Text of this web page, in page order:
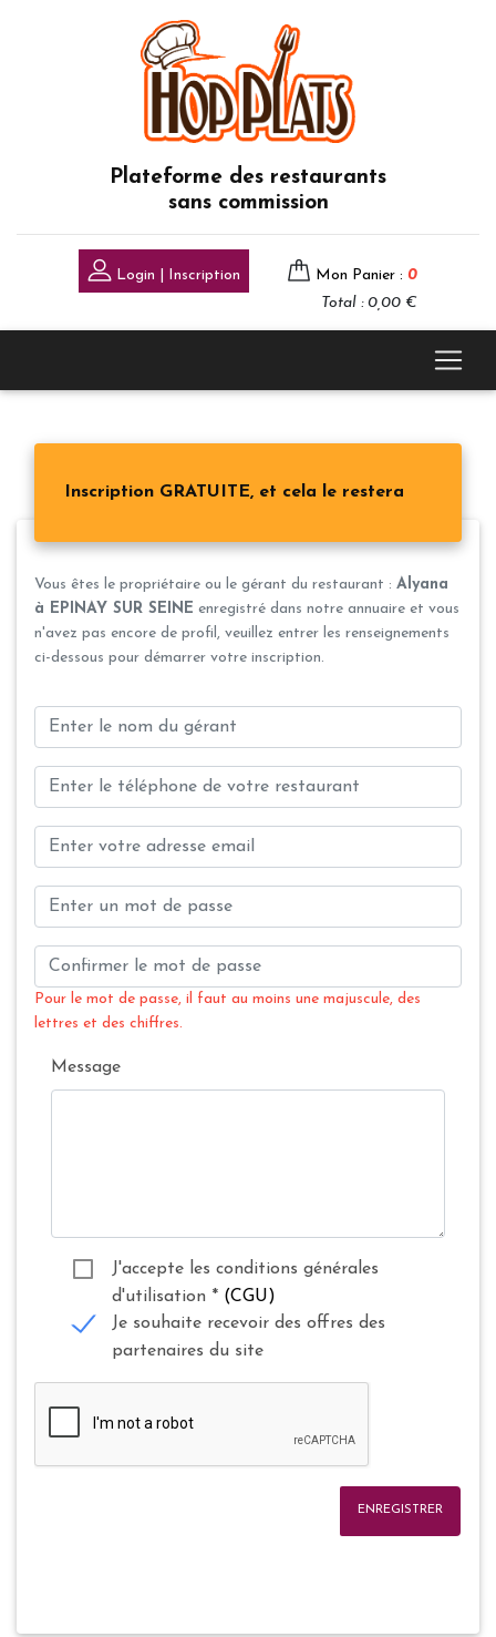
Plateforme des restaurants
sans commission
Login | Inscription Mon Panier : 0
Total : 0,00 €
Inscription GRATUITE, et cela le restera
Vous êtes le propriétaire ou le gérant du restaurant : Alyana
à EPINAY SUR SEINE enregistré dans notre annuaire et vous
n'avez pas encore de profil, veuillez entrer les renseignements
ci-dessous pour démarrer votre inscription.
Pour le mot de passe, il faut au moins une majuscule, des
lettres et des chiffres.
Message
J'accepte les conditions générales
d'utilisation * (CGU)
Je souhaite recevoir des offres des
partenaires du site
ENREGISTRER